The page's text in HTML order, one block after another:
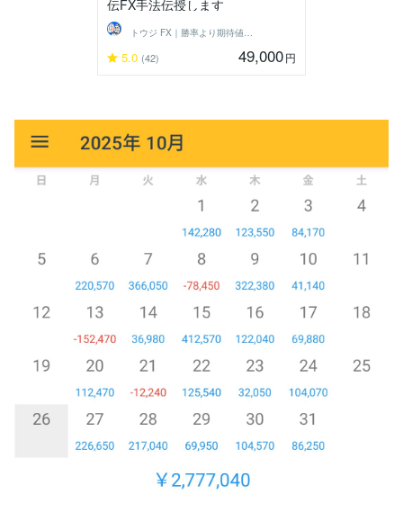
伝FX手法伝授します
5.0 (42) 49,000円